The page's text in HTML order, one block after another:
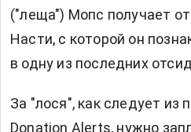
("леща") Мопс получает
Насти, с которой он
в одну из последних
За "лося", как следует из
Donation Аlerts, нужно